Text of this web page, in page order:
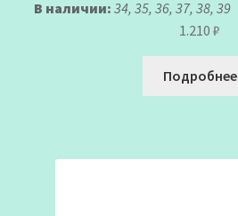
В наличии: 34, 35, 36, 37, 38, 39
1.210 ₽
Подробнее